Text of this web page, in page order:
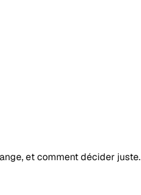
et comment décider juste.